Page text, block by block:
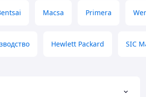
Macsa Primera
Hewlett Packard SIC